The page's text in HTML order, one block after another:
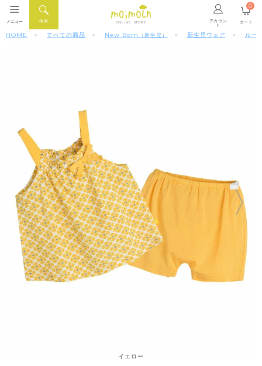
ONLINE STORE アカウン
ト
検索
メニュー カート
0
HOME すべての商品 New Born （新生児） 新生児ウェア ルー
イエロー